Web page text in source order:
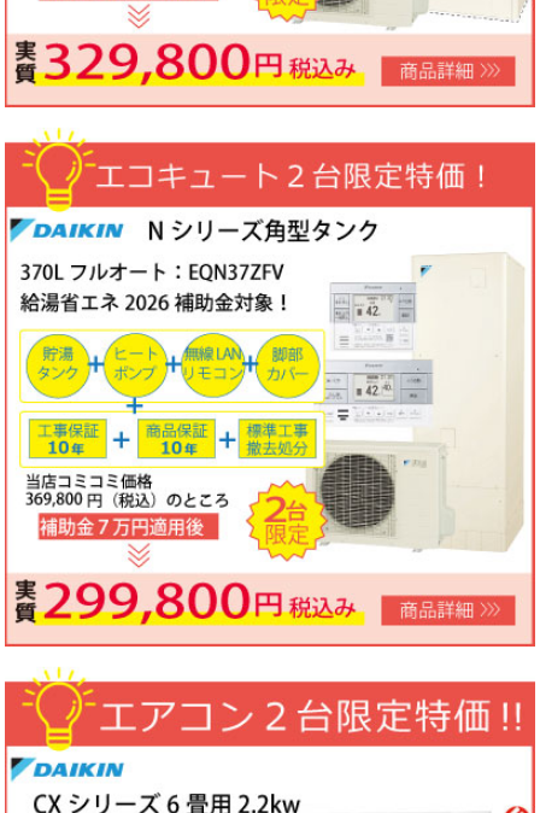
なら「ロティプレートS」プレゼント！3台限定コミコミ価格
79,800円！数量限定のため、なくなり次第終了となります。
2026年05月15日
目玉商品
パロマ屋外式エコジョーズふろ給湯器台数限定大特価！20号オート
FH-E2011SAWL(K)マルチリモコンセットMFC-250V・標準工事費
（処分込）10年商品・工事保証付
コミコミ価格136,800円～